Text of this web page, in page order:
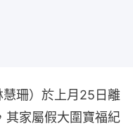
珊）於上月25日離
其家屬假大圍寶福紀